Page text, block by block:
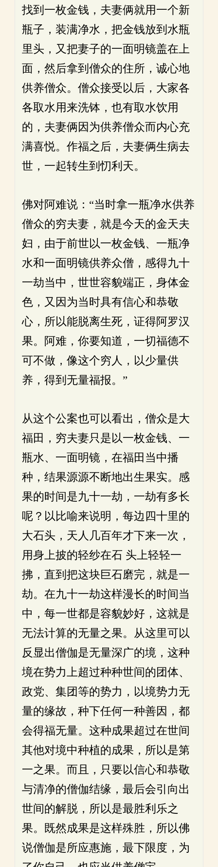
找到一枚金钱，夫妻俩就用一个新
瓶子，装满净水，把金钱放到水瓶
里头，又把妻子的一面明镜盖在上
面，然后拿到僧众的住所，诚心地
供养僧众。僧众接受以后，大家各
各取水用来洗钵，也有取水饮用
的，夫妻俩因为供养僧众而内心充
满喜悦。作福之后，夫妻俩生病去
世，一起转生到忉利天。
佛对阿难说：“当时拿一瓶净水供养
僧众的穷夫妻，就是今天的金天夫
妇，由于前世以一枚金钱、一瓶净
水和一面明镜供养众僧，感得九十
一劫当中，世世容貌端正，身体金
色，又因为当时具有信心和恭敬
心，所以能脱离生死，证得阿罗汉
果。阿难，你要知道，一切福德不
可不做，像这个穷人，以少量供
养，得到无量福报。”
从这个公案也可以看出，僧众是大
福田，穷夫妻只是以一枚金钱、一
瓶水、一面明镜，在福田当中播
种，结果源源不断地出生果实。感
果的时间是九十一劫，一劫有多长
呢？以比喻来说明，每边四十里的
大石头，天人几百年才下来一次，
用身上披的轻纱在石 头上轻轻一
拂，直到把这块巨石磨完，就是一
劫。在九十一劫这样漫长的时间当
中，每一世都是容貌妙好，这就是
无法计算的无量之果。从这里可以
反显出僧伽是无量深广的境，这种
境在势力上超过种种世间的团体、
政党、集团等的势力，以境势力无
量的缘故，种下任何一种善因，都
会得福无量。这种成果超过在世间
其他对境中种植的成果，所以是第
一之果。而且，只要以信心和恭敬
与清净的僧伽结缘，最后会引向出
世间的解脱，所以是最胜利乐之
果。既然成果是这样殊胜，所以佛
说僧伽是所应惠施，最下限度，为